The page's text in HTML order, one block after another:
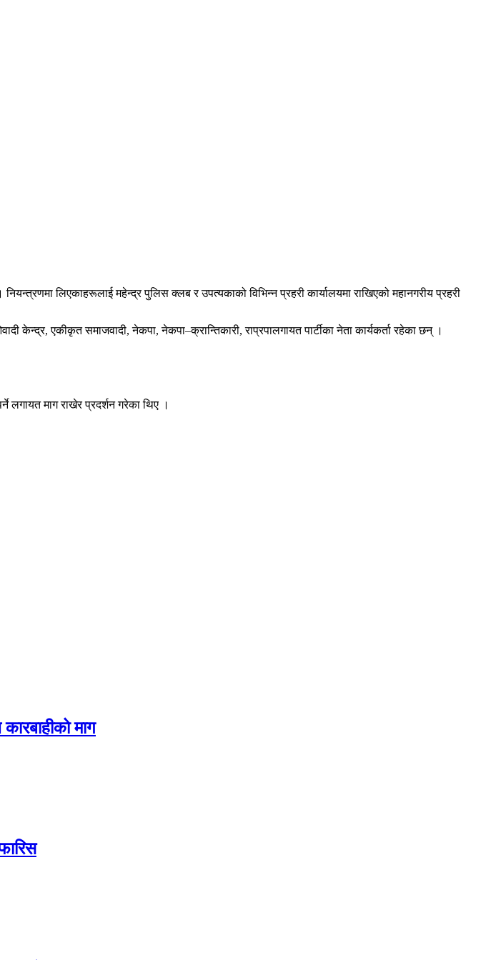
लिएकाहरूलाई महेन्द्र पुलिस क्लब र उपत्यकाको विभिन्न प्रहरी कार्यालयमा राखिएको महानगरीय प्रहरी
केन्द्र, एकीकृत समाजवादी, नेकपा, नेकपा–क्रान्तिकारी, राप्रपालगायत पार्टीका नेता कार्यकर्ता रहेका छन् ।
लगायत माग राखेर प्रदर्शन गरेका थिए ।
माग